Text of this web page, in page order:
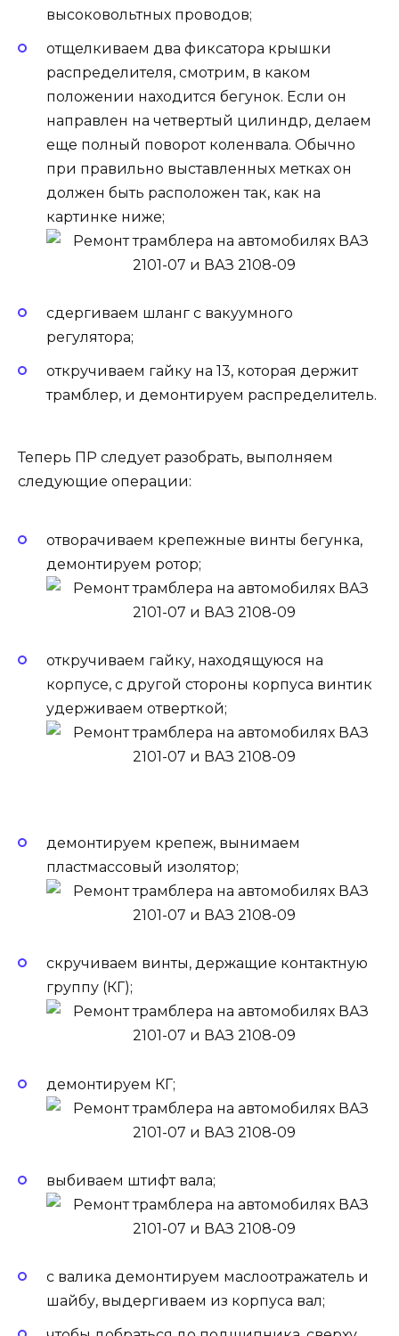
высоковольтных проводов;
отщелкиваем два фиксатора крышки
распределителя, смотрим, в каком
положении находится бегунок. Если он
направлен на четвертый цилиндр, делаем
еще полный поворот коленвала. Обычно
при правильно выставленных метках он
должен быть расположен так, как на
картинке ниже;
сдергиваем шланг с вакуумного
регулятора;
откручиваем гайку на 13, которая держит
трамблер, и демонтируем распределитель.
Теперь ПР следует разобрать, выполняем
следующие операции:
отворачиваем крепежные винты бегунка,
демонтируем ротор;
откручиваем гайку, находящуюся на
корпусе, с другой стороны корпуса винтик
удерживаем отверткой;
демонтируем крепеж, вынимаем
пластмассовый изолятор;
скручиваем винты, держащие контактную
группу (КГ);
демонтируем КГ;
выбиваем штифт вала;
с валика демонтируем маслоотражатель и
шайбу, выдергиваем из корпуса вал;